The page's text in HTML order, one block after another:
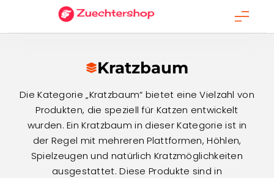
content
Kratzbaum
Die Kategorie „Kratzbaum“ bietet eine Vielzahl von
Produkten, die speziell für Katzen entwickelt
wurden. Ein Kratzbaum in dieser Kategorie ist in
der Regel mit mehreren Plattformen, Höhlen,
Spielzeugen und natürlich Kratzmöglichkeiten
ausgestattet. Diese Produkte sind in